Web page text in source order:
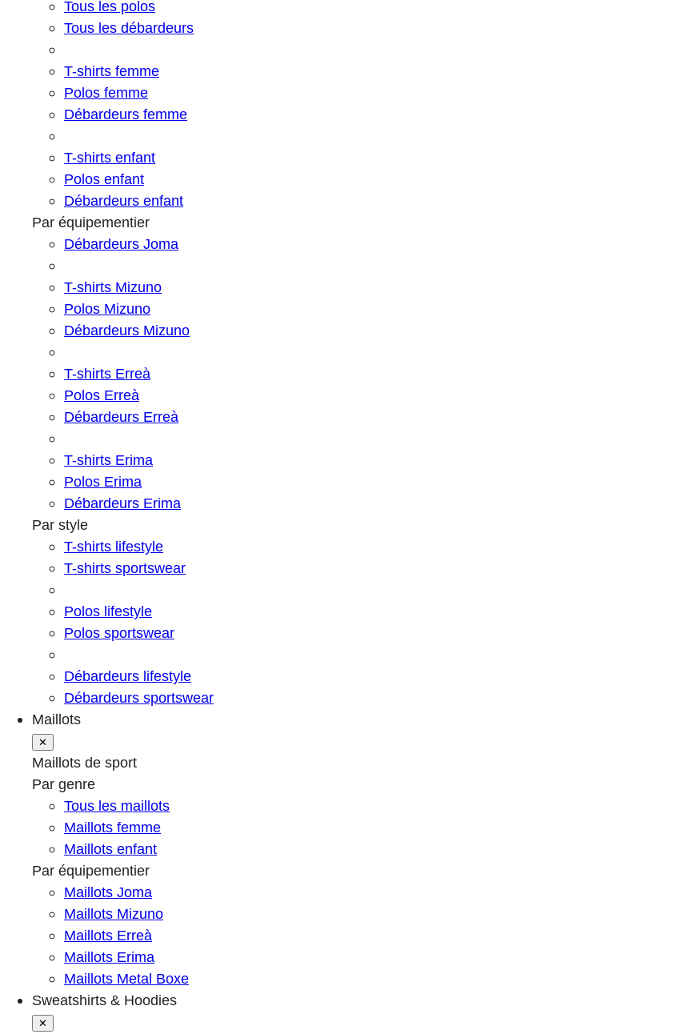
Tous les polos
Tous les débardeurs
T-shirts femme
Polos femme
Débardeurs femme
T-shirts enfant
Polos enfant
Débardeurs enfant
Par équipementier
Débardeurs Joma
T-shirts Mizuno
Polos Mizuno
Débardeurs Mizuno
T-shirts Erreà
Polos Erreà
Débardeurs Erreà
T-shirts Erima
Polos Erima
Débardeurs Erima
Par style
T-shirts lifestyle
T-shirts sportswear
Polos lifestyle
Polos sportswear
Débardeurs lifestyle
Débardeurs sportswear
Maillots
✕
Maillots de sport
Par genre
Tous les maillots
Maillots femme
Maillots enfant
Par équipementier
Maillots Joma
Maillots Mizuno
Maillots Erreà
Maillots Erima
Maillots Metal Boxe
Sweatshirts & Hoodies
✕